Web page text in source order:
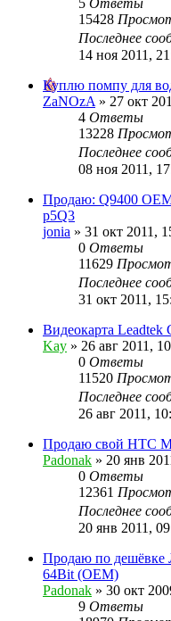
15428
Последнее
14 ноя 2011,
Куплю помпу для
ZaNOzA » 27 окт
4 Ответы
13228
Последнее
08 ноя 2011,
Продаю: Q9400
p5Q3
jonia » 31 окт 2011,
0 Ответы
11629
Последнее
31 окт 2011,
Видеокарта Leadtek
Kay » 26 авг 2011,
0 Ответы
11520
Последнее
26 авг 2011,
Продаю свой HTC
Padonak » 20 янв
0 Ответы
12361
Последнее
20 янв 2011,
Продаю по
64Bit (OEM)
Padonak » 30 окт
9 Ответы